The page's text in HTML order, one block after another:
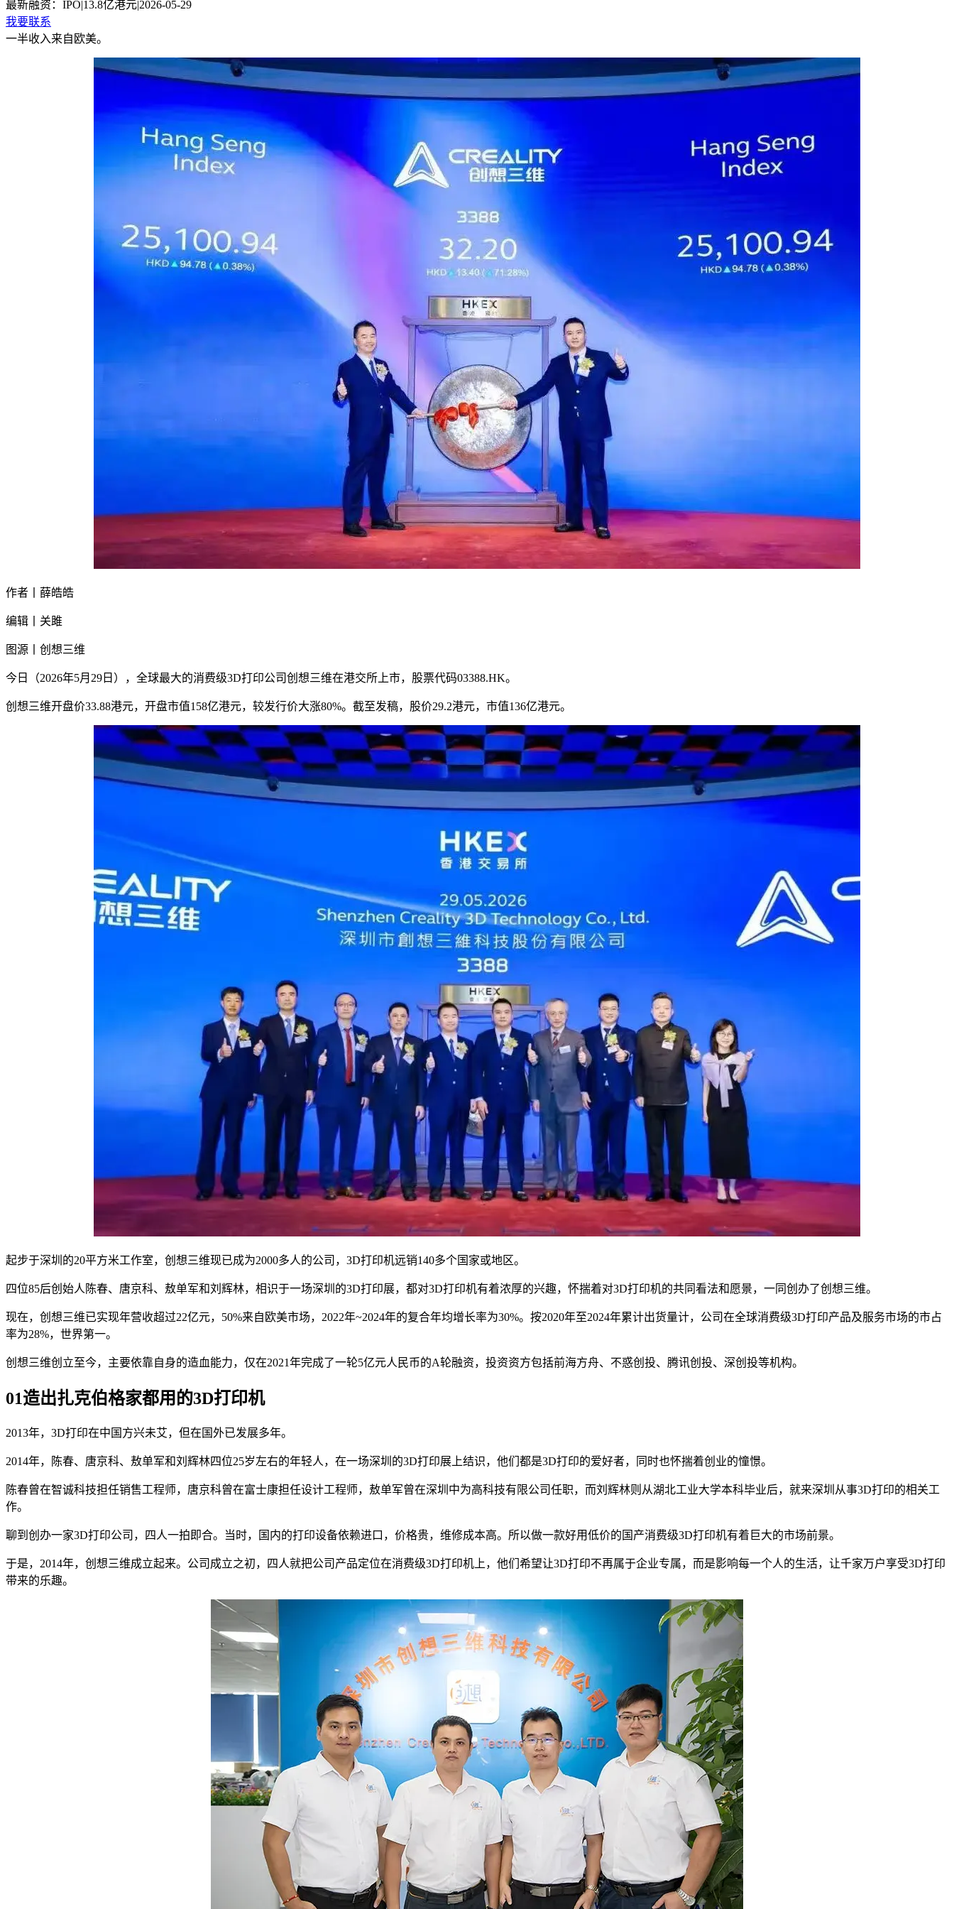
最新融资： IPO|13.8亿港元|2026-05-29
我要联系
一半收入来自欧美。
作者丨薛皓皓
编辑丨关雎
图源丨创想三维
今日（2026年5月29日），全球最大的消费级3D打印公司创想三维在港交所上市，股票代码03388.HK。
创想三维开盘价33.88港元，开盘市值158亿港元，较发行价大涨80%。截至发稿，股价29.2港元，市值136亿港元。
起步于深圳的20平方米工作室，创想三维现已成为2000多人的公司，3D打印机远销140多个国家或地区。
四位85后创始人陈春、唐京科、敖单军和刘辉林，相识于一场深圳的3D打印展，都对3D打印机有着浓厚的兴趣，怀揣着对3D打印机的共同看法和愿景，一同创办了创想三维。
现在，创想三维已实现年营收超过22亿元，50%来自欧美市场，2022年~2024年的复合年均增长率为30%。按2020年至2024年累计出货量计，公司在全球消费级3D打印产品及服务市场的市占
率为28%，世界第一。
创想三维创立至今，主要依靠自身的造血能力，仅在2021年完成了一轮5亿元人民币的A轮融资，投资资方包括前海方舟、不惑创投、腾讯创投、深创投等机构。
01造出扎克伯格家都用的3D打印机
2013年，3D打印在中国方兴未艾，但在国外已发展多年。
2014年，陈春、唐京科、敖单军和刘辉林四位25岁左右的年轻人，在一场深圳的3D打印展上结识，他们都是3D打印的爱好者，同时也怀揣着创业的憧憬。
陈春曾在智诚科技担任销售工程师，唐京科曾在富士康担任设计工程师，敖单军曾在深圳中为高科技有限公司任职，而刘辉林则从湖北工业大学本科毕业后，就来深圳从事3D打印的相关工
作。
聊到创办一家3D打印公司，四人一拍即合。当时，国内的打印设备依赖进口，价格贵，维修成本高。所以做一款好用低价的国产消费级3D打印机有着巨大的市场前景。
于是，2014年，创想三维成立起来。公司成立之初，四人就把公司产品定位在消费级3D打印机上，他们希望让3D打印不再属于企业专属，而是影响每一个人的生活，让千家万户享受3D打印
带来的乐趣。